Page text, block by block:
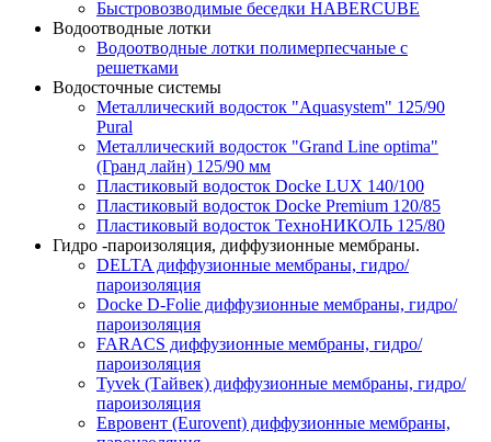
Быстровозводимые беседки HABERCUBE
Водоотводные лотки
Водоотводные лотки полимерпесчаные с
решетками
Водосточные системы
Металлический водосток "Aquasystem" 125/90
Pural
Металлический водосток "Grand Line optima"
(Гранд лайн) 125/90 мм
Пластиковый водосток Docke LUX 140/100
Пластиковый водосток Docke Premium 120/85
Пластиковый водосток ТехноНИКОЛЬ 125/80
Гидро -пароизоляция, диффузионные мембраны.
DELTA диффузионные мембраны, гидро/
пароизоляция
Docke D-Folie диффузионные мембраны, гидро/
пароизоляция
FARACS диффузионные мембраны, гидро/
пароизоляция
Tyvek (Тайвек) диффузионные мембраны, гидро/
пароизоляция
Евровент (Eurovent) диффузионные мембраны,